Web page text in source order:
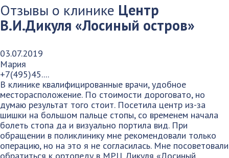
Отзывы о клинике Центр
В.И.Дикуля «Лосиный остров»
03.07.2019
Мария
+7(495)45....
В клинике квалифицированные врачи, удобное
месторасположение. По стоимости дороговато, но
думаю результат того стоит. Посетила центр из-за
шишки на большом пальце стопы, со временем начала
болеть стопа да и визуально портила вид. При
обращении в поликлинику мне рекомендовали только
операцию, но на это я не согласилась. Мне посоветовали